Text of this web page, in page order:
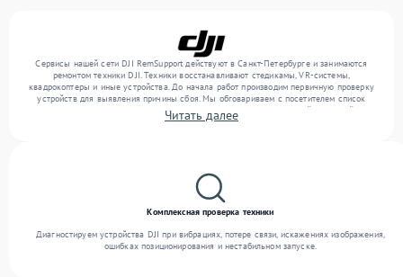
Сервисы нашей сети DJI RemSupport действуют в Санкт-Петербурге и занимаются
ремонтом техники DJI. Техники восстанавливают стедикамы, VR-системы,
квадрокоптеры и иные устройства. До начала работ производим первичную проверку
устройств для выявления причины сбоя. Мы обговариваем с посетителем список
нужных услуг и их цену, после проводим восстановление с заменой запчастей по
необходимости. После работ проверяем качество оказанных услуг финальным
Читать далее
Комплексная проверка техники
Диагностируем устройства DJI при вибрациях, потере связи, искажениях изображения,
ошибках позиционирования и нестабильном запуске.